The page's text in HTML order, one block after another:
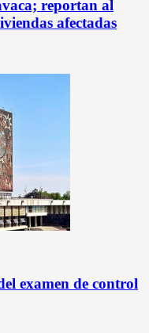
reportan al
afectadas
examen de control